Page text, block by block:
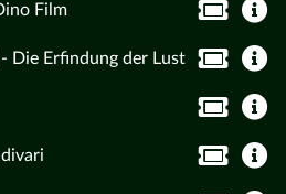
Film
Die Erfindung der Lust